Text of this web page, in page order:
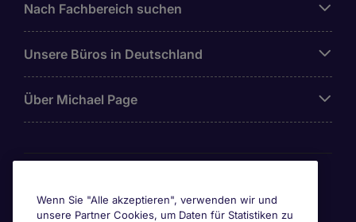
Nach Fachbereich suchen
Unsere Büros in Deutschland
Über Michael Page
Wenn Sie "Alle akzeptieren", verwenden wir und
unsere Partner Cookies, um Daten für Statistiken zu